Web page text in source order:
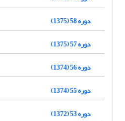
دوره 58 (1375)
دوره 57 (1375)
دوره 56 (1374)
دوره 55 (1374)
دوره 53 (1372)